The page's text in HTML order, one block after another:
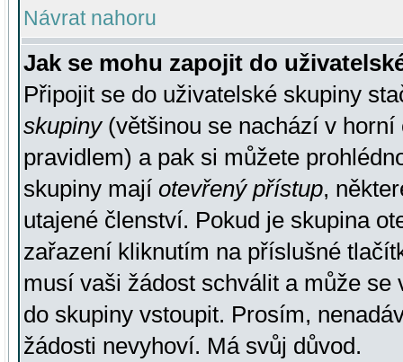
Návrat nahoru
Jak se mohu zapojit do
Připojit se do uživatelské skupiny
skupiny(většinou se nachází v horní
pravidlem) a pak si můžete
skupiny mají otevřený přístup,
utajené členství. Pokud je skupina
zařazení kliknutím na příslušné
musí vaši žádost schválit a může se
do skupiny vstoupit. Prosím,
žádosti nevyhoví. Má svůj důvod.